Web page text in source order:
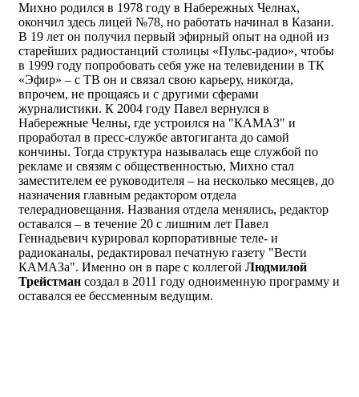
Михно родился в 1978 году в Набережных Челнах,
окончил здесь лицей №78, но работать начинал в Казани.
В 19 лет он получил первый эфирный опыт на одной из
старейших радиостанций столицы «Пульс-радио», чтобы
в 1999 году попробовать себя уже на телевидении в ТК
«Эфир» – с ТВ он и связал свою карьеру, никогда,
впрочем, не прощаясь и с другими сферами
журналистики. К 2004 году Павел вернулся в
Набережные Челны, где устроился на "КАМАЗ" и
проработал в пресс-службе автогиганта до самой
кончины. Тогда структура называлась еще службой по
рекламе и связям с общественностью, Михно стал
заместителем ее руководителя – на несколько месяцев, до
назначения главным редактором отдела
телерадиовещания. Названия отдела менялись, редактор
оставался – в течение 20 с лишним лет Павел
Геннадьевич курировал корпоративные теле- и
радиоканалы, редактировал печатную газету "Вести
КАМАЗа". Именно он в паре с коллегой Людмилой
Трейстман создал в 2011 году одноименную программу и
оставался ее бессменным ведущим.